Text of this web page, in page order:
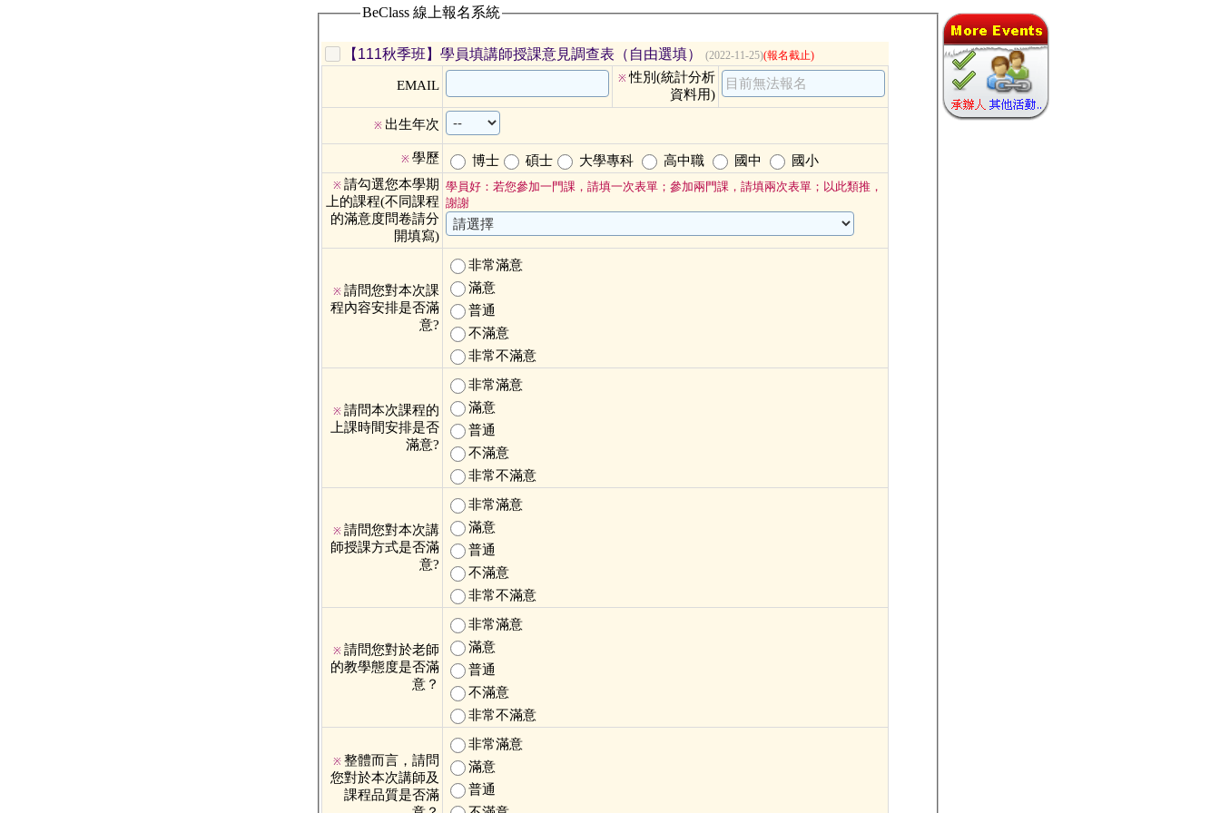
BeClass 線上報名系統
【111秋季班】學員填講師授課意見調查表（自由選填） (2022-11-25)(報名截止)
EMAIL ※性別(統計分析
資料用)
※ 出生年次
※ 學歷 博士 碩士 大學專科 高中職 國中 國小
※ 請勾選您本學期
上的課程(不同課程
的滿意度問卷請分
開填寫)
學員好：若您參加一門課，請填一次表單；參加兩門課，請填兩次表單；以此類推，
謝謝
※ 請問您對本次課
程內容安排是否滿
意?
非常滿意
滿意
普通
不滿意
非常不滿意
※ 請問本次課程的
上課時間安排是否
滿意?
非常滿意
滿意
普通
不滿意
非常不滿意
※ 請問您對本次講
師授課方式是否滿
意?
非常滿意
滿意
普通
不滿意
非常不滿意
※ 請問您對於老師
的教學態度是否滿
意？
非常滿意
滿意
普通
不滿意
非常不滿意
※ 整體而言，請問
您對於本次講師及
課程品質是否滿
非常滿意
滿意
普通